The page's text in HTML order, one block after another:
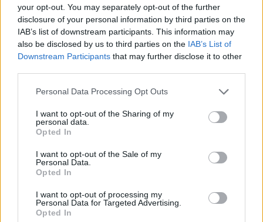
your opt-out. You may separately opt-out of the further
disclosure of your personal information by third parties on the
IAB’s list of downstream participants. This information may
also be disclosed by us to third parties on the IAB’s List of
Downstream Participants that may further disclose it to other
Please note that this website/app uses one or more Google
not limited to your visit or usage behaviour. You may click to
grant or deny consent to Google and its third-party tags to
use your data for below specified purposes in below Google
consent section.
Personal Data Processing Opt Outs
I want to opt-out of the Sharing of my
personal data.
Opted In
I want to opt-out of the Sale of my
Personal Data.
Opted In
I want to opt-out of processing my
Personal Data for Targeted Advertising.
Opted In
Please login to comment
Oldest
milman(@milman)